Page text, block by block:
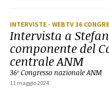
INTERVISTE - WEBTV 36
Intervista a
componente del
centrale ANM
36º Congresso nazionale ANM
11 maggio 2024